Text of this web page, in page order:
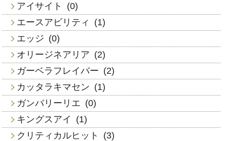
アイサイト
(0)
エースアビリティ
(1)
エッジ (0)
オリージネアリア (2)
ガーベラフレイバー (2)
カッタラキマセン (1)
ガンバリーリエ (0)
キングスアイ
(1)
クリティカルヒット
(3)